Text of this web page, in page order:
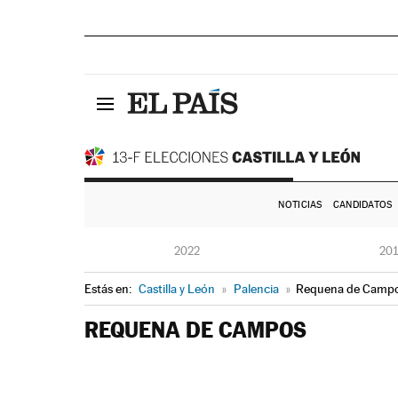
NOTICIAS CANDIDATOS
2022
Estás en: Castilla y León » Palencia » Requena de
REQUENA DE CAMPOS